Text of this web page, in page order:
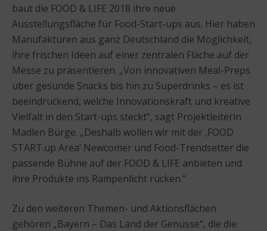
baut die FOOD & LIFE 2018 ihre neue
Ausstellungsfläche für Food-Start-ups aus. Hier haben
Manufakturen aus ganz Deutschland die Möglichkeit,
ihre frischen Ideen auf einer zentralen Fläche auf der
Messe zu präsentieren. „Von innovativen Meal-Preps
über gesunde Snacks bis hin zu Superdrinks – es ist
beeindruckend, welche Innovationskraft und kreative
Vielfalt in den Start-ups steckt“, sagt Projektleiterin
Madlen Bürge. „Deshalb wollen wir mit der ,FOOD
START.up Area‘ Newcomer und Food-Trendsetter die
passende Bühne auf der FOOD & LIFE anbieten und
ihre Produkte ins Rampenlicht rücken.“
Zu den weiteren Themen- und Aktionsflächen
gehören „Bayern – Das Land der Genüsse“, die die